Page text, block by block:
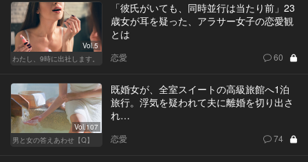
Vol.5
わたし、9時に出社します。
「彼氏がいても、同時並行は当たり前」23
歳女が耳を疑った、アラサー女子の恋愛観
とは
恋愛 60
Vol.107
男と女の答えあわせ【Q】
既婚女が、全室スイートの高級旅館へ1泊
旅行。浮気を疑われて夫に離婚を切り出さ
れ…
恋愛 74